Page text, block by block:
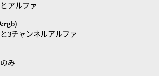
アルファ
3チャンネルアルファ
み